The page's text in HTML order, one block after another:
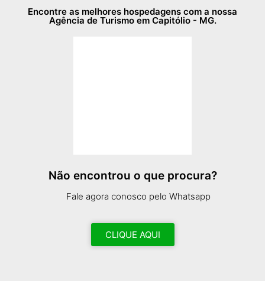
Encontre as melhores hospedagens com a nossa
Agência de Turismo em Capitólio - MG.
Não encontrou o que procura?
Fale agora conosco pelo Whatsapp
CLIQUE AQUI